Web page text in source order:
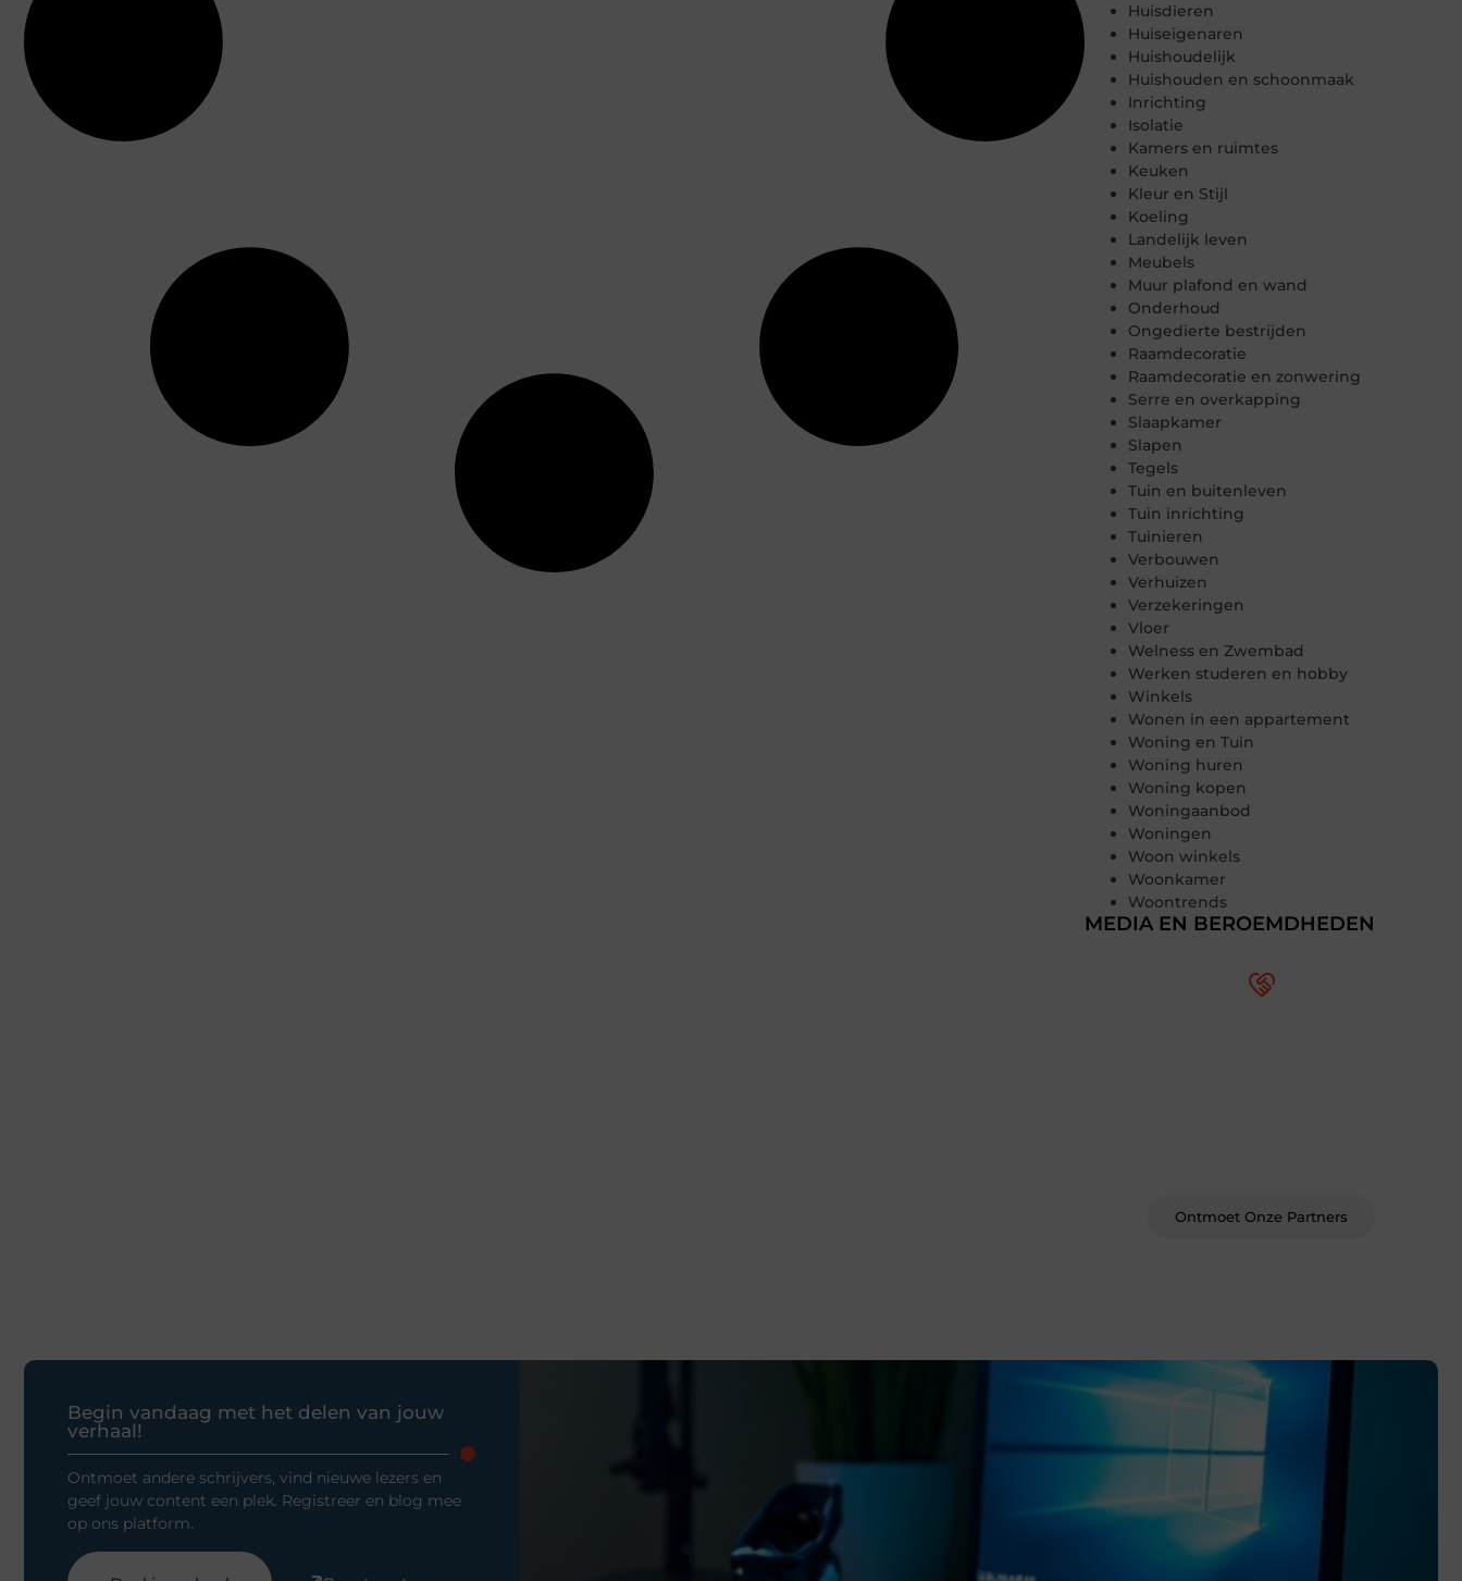
Huisdieren
Huiseigenaren
Huishoudelijk
Huishouden en schoonmaak
Inrichting
Isolatie
Kamers en ruimtes
Keuken
Kleur en Stijl
Koeling
Landelijk leven
Meubels
Muur plafond en wand
Onderhoud
Ongedierte bestrijden
Raamdecoratie
Raamdecoratie en zonwering
Serre en overkapping
Slaapkamer
Slapen
Tegels
Tuin en buitenleven
Tuin inrichting
Tuinieren
Verbouwen
Verhuizen
Verzekeringen
Vloer
Welness en Zwembad
Werken studeren en hobby
Winkels
Wonen in een appartement
Woning en Tuin
Woning huren
Woning kopen
Woningaanbod
Woningen
Woon winkels
Woonkamer
Woontrends
MEDIA EN BEROEMDHEDEN
Ontmoet Onze Partners
Begin vandaag met het delen van jouw
verhaal!
Ontmoet andere schrijvers, vind nieuwe lezers en
geef jouw content een plek. Registreer en blog mee
op ons platform.